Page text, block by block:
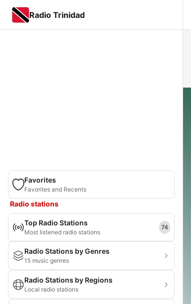
Radio Trinidad
Favorites
Favorites and Recents
Radio stations
Top Radio Stations
Most listened radio stations
74
Radio Stations by Genres
15 music genres
Radio Stations by Regions
Local radio stations